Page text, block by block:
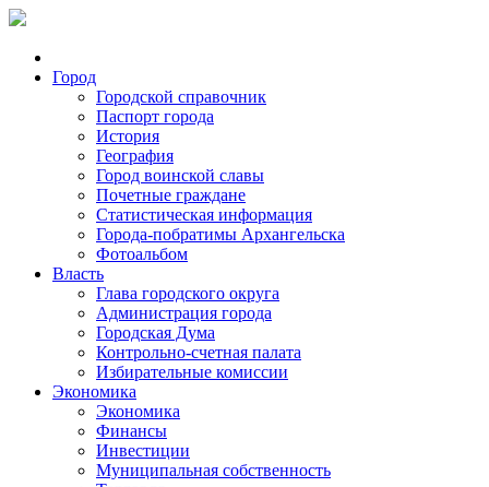
Город
Городской справочник
Паспорт города
История
География
Город воинской славы
Почетные граждане
Статистическая информация
Города-побратимы Архангельска
Фотоальбом
Власть
Глава городского округа
Администрация города
Городская Дума
Контрольно-счетная палата
Избирательные комиссии
Экономика
Экономика
Финансы
Инвестиции
Муниципальная собственность